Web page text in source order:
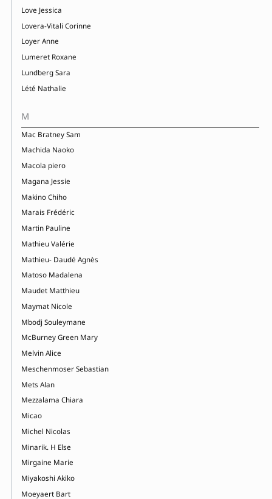
Love Jessica
Lovera-Vitali Corinne
Loyer Anne
Lumeret Roxane
Lundberg Sara
Lété Nathalie
M
Mac Bratney Sam
Machida Naoko
Macola piero
Magana Jessie
Makino Chiho
Marais Frédéric
Martin Pauline
Mathieu Valérie
Mathieu- Daudé Agnès
Matoso Madalena
Maudet Matthieu
Maymat Nicole
Mbodj Souleymane
McBurney Green Mary
Melvin Alice
Meschenmoser Sebastian
Mets Alan
Mezzalama Chiara
Micao
Michel Nicolas
Minarik. H Else
Mirgaine Marie
Miyakoshi Akiko
Moeyaert Bart